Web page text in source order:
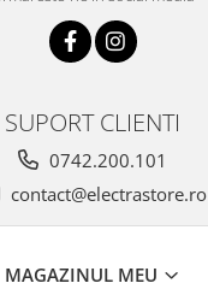
SUPORT CLIENTI
0742.200.101
contact@electrastore.ro
MAGAZINUL MEU